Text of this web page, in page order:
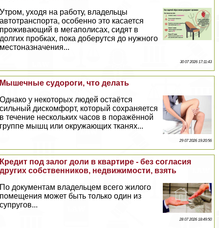
Утром, уходя на работу, владельцы
автотрaнcпорта, особенно это касается
проживающий в мегаполисах, сидят в
долгих пробках, пока доберутся до нужного
местоназначения...
30 07 2026 17:11:43
Мышечные судороги, что делать
Однако у некоторых людей остаётся
сильный дискомфорт, который сохраняется
в течение нескольких часов в поражённой
группе мышц или окружающих тканях...
29 07 2026 19:20:56
Кредит под залог доли в квартире - без согласия
других собственников, недвижимости, взять
По документам владельцем всего жилого
помещения может быть только один из
супругов...
28 07 2026 18:49:50